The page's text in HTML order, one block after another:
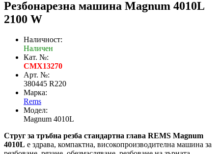
Резбонарезна машина Magnum 4010L
2100 W
Наличност:
Наличен
Кат. №:
CMX13270
Арт. №:
380445 R220
Марка:
Rems
Модел:
Magnum 4010L
Струг за тръбна резба стандартна глава REMS Magnum
4010L е здрава, компактна, високопроизводителна машина за